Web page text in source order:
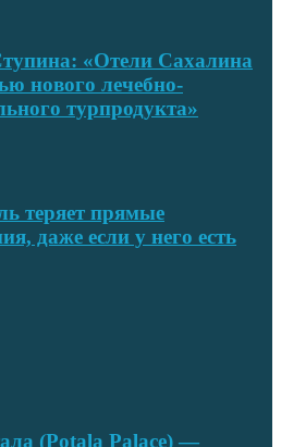
«Отели Сахалина
нового лечебно-
турпродукта»
теряет прямые
даже если у него есть
(Potala Palace) —